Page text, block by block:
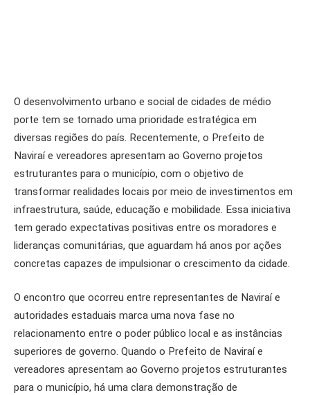
O desenvolvimento urbano e social de cidades de médio
porte tem se tornado uma prioridade estratégica em
diversas regiões do país. Recentemente, o Prefeito de
Naviraí e vereadores apresentam ao Governo projetos
estruturantes para o município, com o objetivo de
transformar realidades locais por meio de investimentos em
infraestrutura, saúde, educação e mobilidade. Essa iniciativa
tem gerado expectativas positivas entre os moradores e
lideranças comunitárias, que aguardam há anos por ações
concretas capazes de impulsionar o crescimento da cidade.
O encontro que ocorreu entre representantes de Naviraí e
autoridades estaduais marca uma nova fase no
relacionamento entre o poder público local e as instâncias
superiores de governo. Quando o Prefeito de Naviraí e
vereadores apresentam ao Governo projetos estruturantes
para o município, há uma clara demonstração de